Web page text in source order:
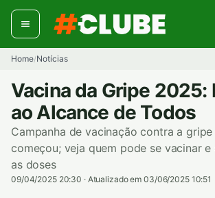
Pular
para
conteúdo
Home/Notícias
Vacina da Gripe 2025:
ao Alcance de Todos
Campanha de vacinação contra a
começou; veja quem pode se vacinar
as doses
09/04/2025 20:30 · Atualizado em 03/06/2025 10:51